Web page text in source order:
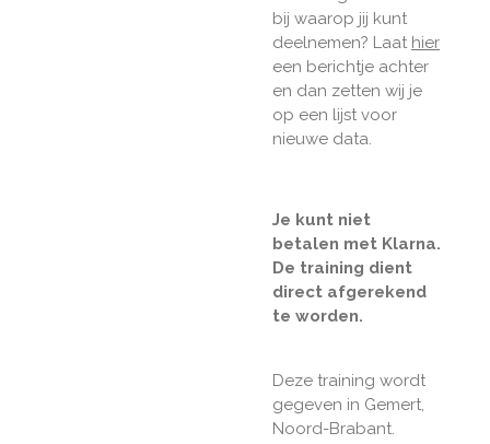
bij waarop jij kunt
deelnemen? Laat hier
een berichtje achter
en dan zetten wij je
op een lijst voor
nieuwe data.
Je kunt niet
betalen met Klarna.
De training dient
direct afgerekend
te worden.
​Deze training wordt
gegeven in Gemert,
Noord-Brabant.​